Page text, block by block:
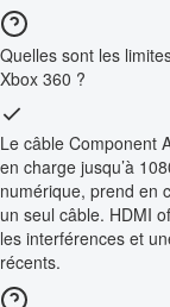
Quelles sont les
Xbox 360 ?
Le câble Component
en charge jusqu’à
numérique, prend en
un seul câble. HDMI
les interférences et
récents.